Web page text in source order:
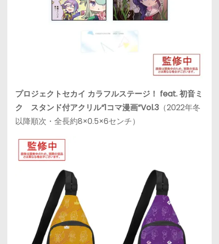
プロジェクトセカイ カラフルステージ！ feat. 初音ミ
ク スタンド付アクリル“1コマ漫画”Vol.3 （2022年冬
以降順次・全長約8×0.5×6センチ）